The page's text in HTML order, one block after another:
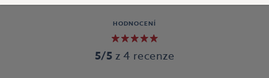
HODNOCENÍ
5/5 z 4 recenze